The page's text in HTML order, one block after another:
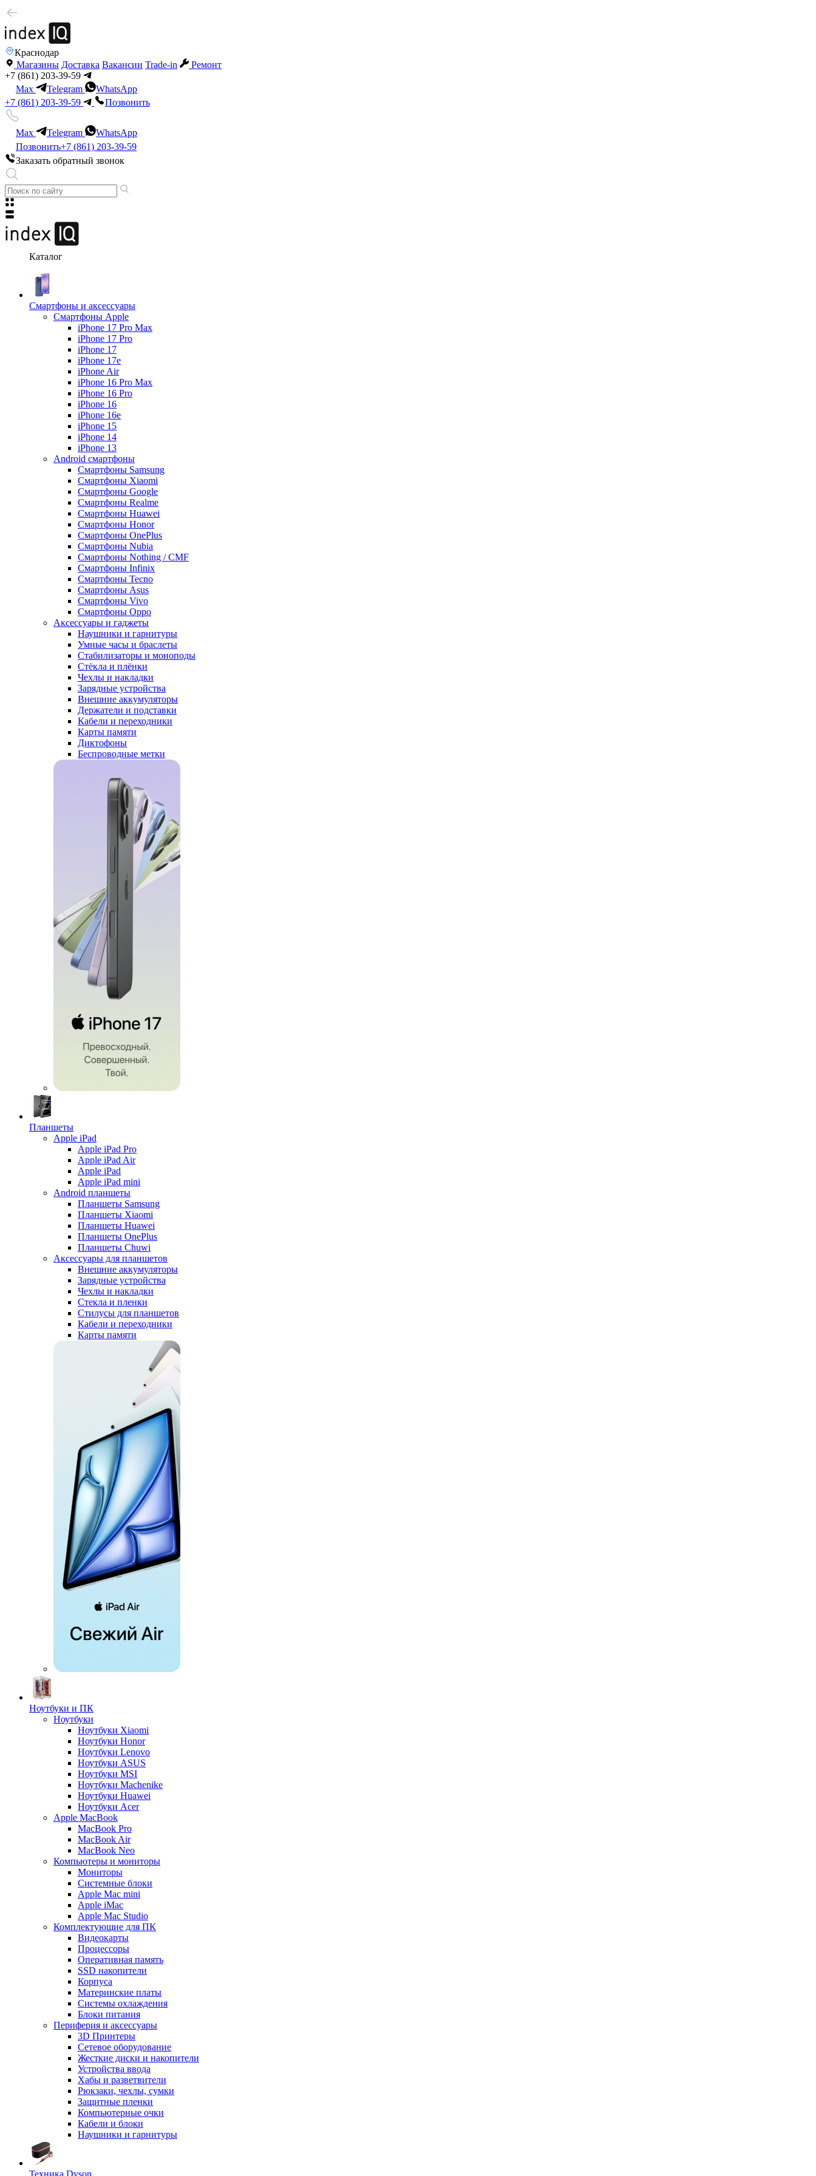
Краснодар
Магазины Доставка Вакансии Trade-in
Ремонт
+7 (861) 203-39-59
Max
Telegram
WhatsApp
+7 (861) 203-39-59
Позвонить
Max Telegram
WhatsApp
Позвонить+7 (861) 203-39-59
Заказать обратный звонок
Каталог
Смартфоны и аксессуары
Смартфоны Apple
iPhone 17 Pro Max
iPhone 17 Pro
iPhone 17
iPhone 17e
iPhone Air
iPhone 16 Pro Max
iPhone 16 Pro
iPhone 16
iPhone 16e
iPhone 15
iPhone 14
iPhone 13
Android cмартфоны
Смартфоны Samsung
Смартфоны Xiaomi
Смартфоны Google
Смартфоны Realme
Смартфоны Huawei
Смартфоны Honor
Смартфоны OnePlus
Смартфоны Nubia
Смартфоны Nothing / CMF
Смартфоны Infinix
Смартфоны Tecno
Смартфоны Asus
Смартфоны Vivo
Смартфоны Oppo
Аксессуары и гаджеты
Наушники и гарнитуры
Умные часы и браслеты
Стабилизаторы и моноподы
Стёкла и плёнки
Чехлы и накладки
Зарядные устройства
Внешние аккумуляторы
Держатели и подставки
Кабели и переходники
Карты памяти
Диктофоны
Беспроводные метки
Планшеты
Apple iPad
Apple iPad Pro
Apple iPad Air
Apple iPad
Apple iPad mini
Android планшеты
Планшеты Samsung
Планшеты Xiaomi
Планшеты Huawei
Планшеты OnePlus
Планшеты Chuwi
Аксессуары для планшетов
Внешние аккумуляторы
Зарядные устройства
Чехлы и накладки
Стекла и пленки
Стилусы для планшетов
Кабели и переходники
Карты памяти
Ноутбуки и ПК
Ноутбуки
Ноутбуки Xiaomi
Ноутбуки Honor
Ноутбуки Lenovo
Ноутбуки ASUS
Ноутбуки MSI
Ноутбуки Machenike
Ноутбуки Huawei
Ноутбуки Acer
Apple MacBook
MacBook Pro
MacBook Air
MacBook Neo
Компьютеры и мониторы
Мониторы
Системные блоки
Apple Mac mini
Apple iMac
Apple Mac Studio
Комплектующие для ПК
Видеокарты
Процессоры
Оперативная память
SSD накопители
Корпуса
Материнские платы
Системы охлаждения
Блоки питания
Периферия и аксессуары
3D Принтеры
Сетевое оборудование
Жесткие диски и накопители
Устройства ввода
Хабы и разветвители
Рюкзаки, чехлы, сумки
Защитные пленки
Компьютерные очки
Кабели и блоки
Наушники и гарнитуры
Техника Dyson